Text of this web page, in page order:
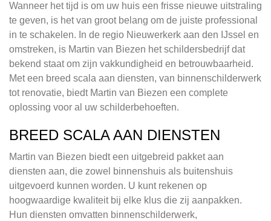
Wanneer het tijd is om uw huis een frisse nieuwe uitstraling
te geven, is het van groot belang om de juiste professional
in te schakelen. In de regio Nieuwerkerk aan den IJssel en
omstreken, is Martin van Biezen het schildersbedrijf dat
bekend staat om zijn vakkundigheid en betrouwbaarheid.
Met een breed scala aan diensten, van binnenschilderwerk
tot renovatie, biedt Martin van Biezen een complete
oplossing voor al uw schilderbehoeften.
BREED SCALA AAN DIENSTEN
Martin van Biezen biedt een uitgebreid pakket aan
diensten aan, die zowel binnenshuis als buitenshuis
uitgevoerd kunnen worden. U kunt rekenen op
hoogwaardige kwaliteit bij elke klus die zij aanpakken.
Hun diensten omvatten binnenschilderwerk,